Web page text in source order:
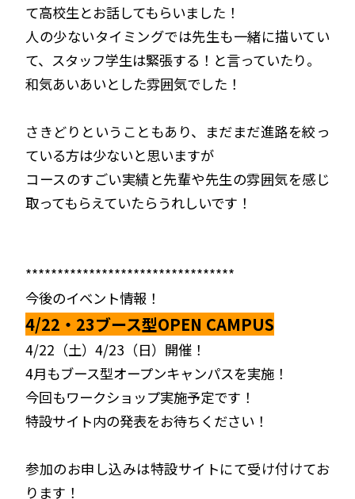
て高校生とお話してもらいました！
人の少ないタイミングでは先生も一緒に描いてい
て、スタッフ学生は緊張する！と言っていたり。
和気あいあいとした雰囲気でした！
さきどりということもあり、まだまだ進路を絞っ
ている方は少ないと思いますが
コースのすごい実績と先輩や先生の雰囲気を感じ
取ってもらえていたらうれしいです！
*********************************
今後のイベント情報！
4/22・23ブース型OPEN CAMPUS
4/22（土）4/23（日）開催！
4月もブース型オープンキャンパスを実施！
今回もワークショップ実施予定です！
特設サイト内の発表をお待ちください！
参加のお申し込みは特設サイトにて受け付けてお
ります！